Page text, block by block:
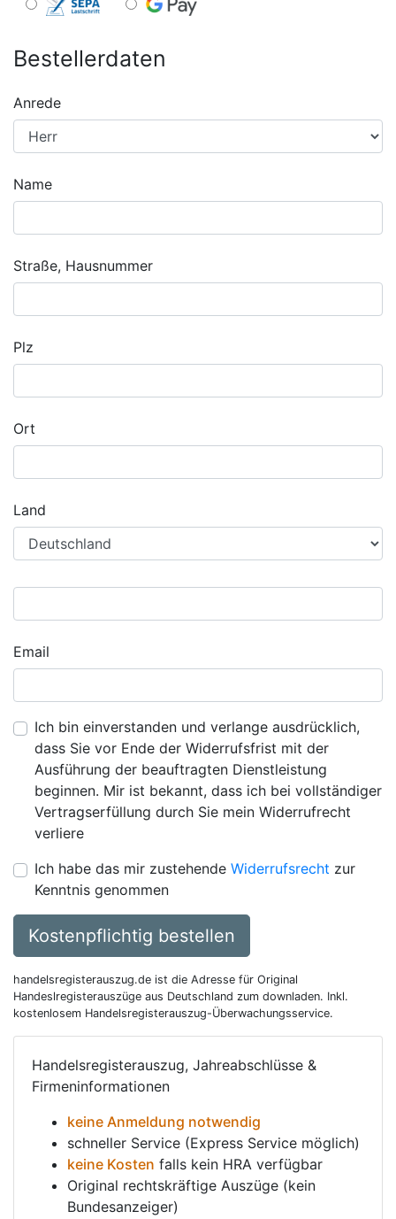
Bestellerdaten
Anrede
Name
Straße, Hausnummer
Plz
Ort
Land
Email
Ich bin einverstanden und verlange ausdrücklich,
dass Sie vor Ende der Widerrufsfrist mit der
Ausführung der beauftragten Dienstleistung
beginnen. Mir ist bekannt, dass ich bei vollständiger
Vertragserfüllung durch Sie mein Widerrufrecht
verliere
Ich habe das mir zustehende Widerrufsrecht zur
Kenntnis genommen
Kostenpflichtig bestellen
handelsregisterauszug.de ist die Adresse für Original
Handeslregisterauszüge aus Deutschland zum downladen. Inkl.
kostenlosem Handelsregisterauszug-Überwachungsservice.
Handelsregisterauszug, Jahreabschlüsse &
Firmeninformationen
keine Anmeldung notwendig
schneller Service (Express Service möglich)
keine Kosten falls kein HRA verfügbar
Original rechtskräftige Auszüge (kein
Bundesanzeiger)